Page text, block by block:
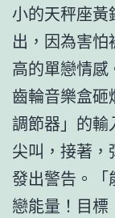
小的天秤座
出，因為害
高的單戀情
齒輪音樂盒
調節器」的輸
尖叫，接著，
發出警告。「
戀能量！目